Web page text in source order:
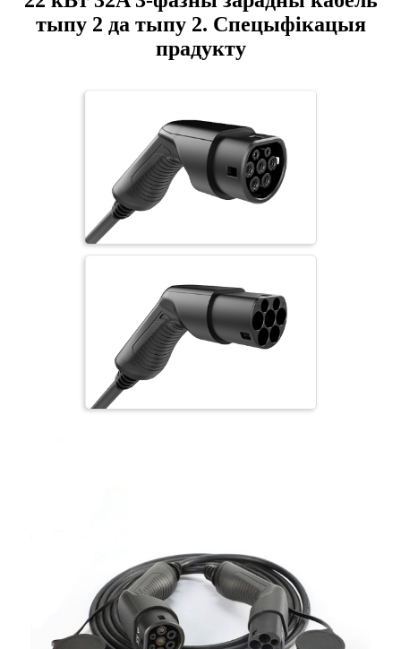
тыпу 2 да тыпу 2. Спецыфікацыя
прадукту